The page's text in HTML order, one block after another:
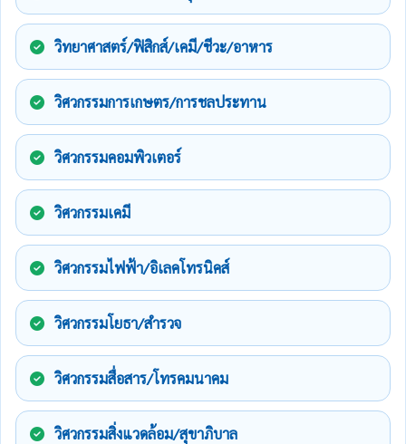
วิทยาศาสตร์/ฟิสิกส์/เคมี/ชีวะ/อาหาร
วิศวกรรมการเกษตร/การชลประทาน
วิศวกรรมคอมพิวเตอร์
วิศวกรรมเคมี
วิศวกรรมไฟฟ้า/อิเลคโทรนิคส์
วิศวกรรมโยธา/สำรวจ
วิศวกรรมสื่อสาร/โทรคมนาคม
วิศวกรรมสิ่งแวดล้อม/สุขาภิบาล